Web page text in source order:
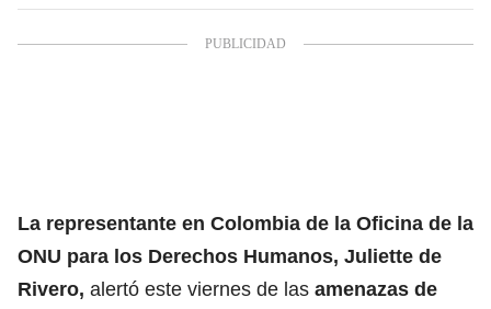
La representante en Colombia de la Oficina de la
ONU para los Derechos Humanos, Juliette de
Rivero, alertó este viernes de las amenazas de